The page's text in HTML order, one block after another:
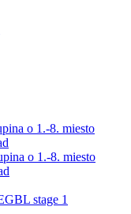
o 1.-8. miesto
o 1.-8. miesto
stage 1